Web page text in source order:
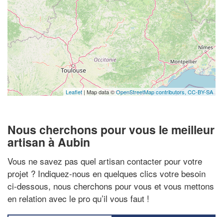
Leaflet| Map data ©OpenStreetMap contributors, CC-BY-SA
Nous cherchons pour vous le meilleur
artisan à Aubin
Vous ne savez pas quel artisan contacter pour votre
projet ? Indiquez-nous en quelques clics votre besoin
ci-dessous, nous cherchons pour vous et vous mettons
en relation avec le pro qu’il vous faut !